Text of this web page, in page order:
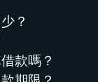
？
款嗎？